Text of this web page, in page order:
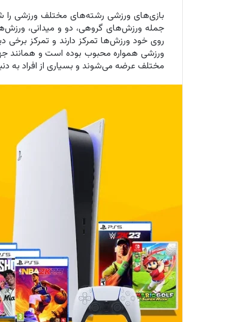
بازی‌های ورزشی رشته‌های مختلف ورزشی را
جمله ورزش‌های گروهی، دو و میدانی،
روی خود ورزش‌ها تمرکز دارند و تمرکز برخی
ورزشی همواره محبوب بوده است و همانند
مختلف عرضه می‌شوند و بسیاری از افراد به